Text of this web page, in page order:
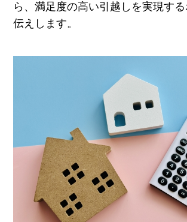
ら、満足度の高い引越しを実現す
伝えします。